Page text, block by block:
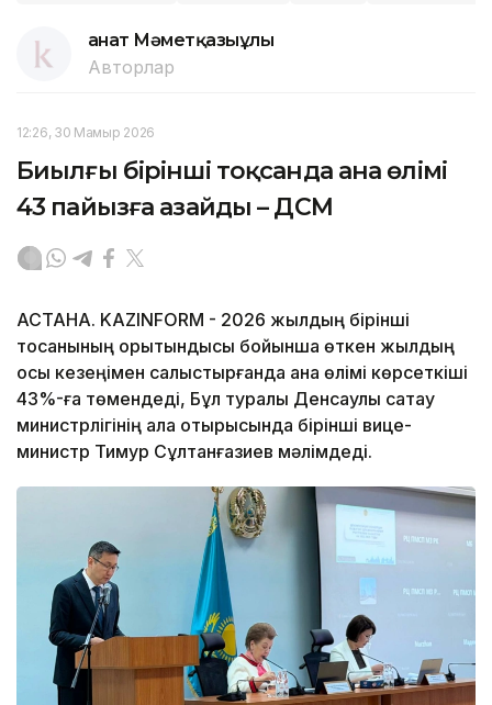
Қанат Мәметқазыұлы
Авторлар
12:26, 30 Мамыр 2026
Биылғы бірінші тоқсанда ана өлімі
43 пайызға азайды – ДСМ
АСТАНА. KAZINFORM - 2026 жылдың бірінші
тоқсанының қорытындысы бойынша өткен жылдың
осы кезеңімен салыстырғанда ана өлімі көрсеткіші
43%-ға төмендеді, Бұл туралы Денсаулық сақтау
министрлігінің алқа отырысында бірінші вице-
министр Тимур Сұлтанғазиев мәлімдеді.